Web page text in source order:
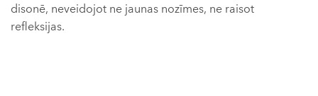
disonē, neveidojot ne jaunas nozīmes, ne raisot
refleksijas.